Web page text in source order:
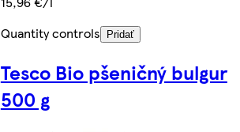
Quantity controls
Pridať
Tesco Bio pšeničný bulgur
500 g